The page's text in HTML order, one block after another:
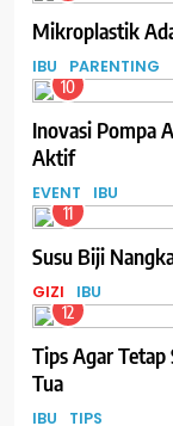
Mikroplastik
IBU PARENTING
10
Inovasi Pompa
Aktif
EVENT IBU
11
Susu Biji
GIZI IBU
12
Tips Agar Tetap
Tua
IBU TIPS